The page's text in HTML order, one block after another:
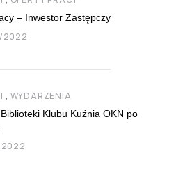
– Inwestor Zastępczy
2022
, WYDARZENIA
Klubu Kuźnia OKN po